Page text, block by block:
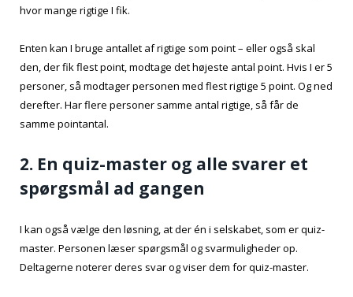
hvor mange rigtige I fik.
Enten kan I bruge antallet af rigtige som point – eller også skal
den, der fik flest point, modtage det højeste antal point. Hvis I er 5
personer, så modtager personen med flest rigtige 5 point. Og ned
derefter. Har flere personer samme antal rigtige, så får de
samme pointantal.
2. En quiz-master og alle svarer et
spørgsmål ad gangen
I kan også vælge den løsning, at der én i selskabet, som er quiz-
master. Personen læser spørgsmål og svarmuligheder op.
Deltagerne noterer deres svar og viser dem for quiz-master.